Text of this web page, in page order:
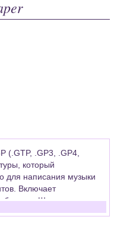
(.GTP, .GP3, .GP4,
который
для написания музыки
Включает
банджо. Широко
которые затем